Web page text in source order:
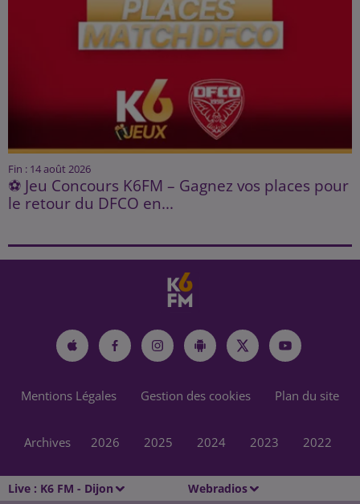
Live : K6 FM - Dijon Webradios
Fin : 14 août 2026
⚽ Jeu Concours K6FM – Gagnez vos places pour
le retour du DFCO en...
Mentions Légales Gestion des cookies Plan du site
Archives 2026 2025 2024 2023 2022